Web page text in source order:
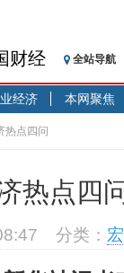
财经 全站导航
经济 本网聚焦
热点四问
热点四
分类：